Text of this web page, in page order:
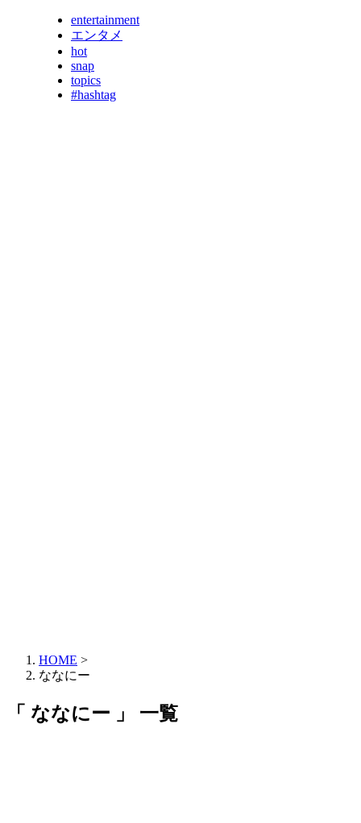
entertainment
エンタメ
hot
snap
topics
#hashtag
HOME >
ななにー
「 ななにー 」 一覧